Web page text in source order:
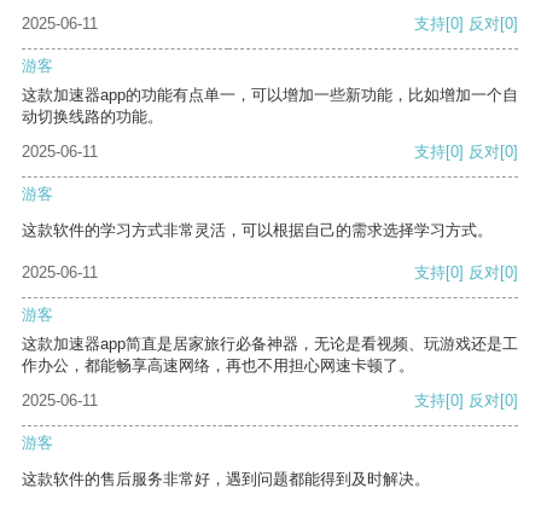
2025-06-11
支持[0] 反对[0]
游客
这款加速器app的功能有点单一，可以增加一些新功能，比如增加一个自
动切换线路的功能。
2025-06-11
支持[0] 反对[0]
游客
这款软件的学习方式非常灵活，可以根据自己的需求选择学习方式。
2025-06-11 支持[0] 反对[0]
游客
这款加速器app简直是居家旅行必备神器，无论是看视频、玩游戏还是工
作办公，都能畅享高速网络，再也不用担心网速卡顿了。
2025-06-11
支持[0] 反对[0]
游客
这款软件的售后服务非常好，遇到问题都能得到及时解决。